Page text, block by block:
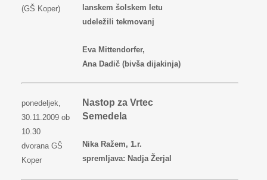
(GŠ Koper)
lanskem šolskem letu
udeležili tekmovanj
Eva Mittendorfer,
Ana Dadič (bivša dijakinja)
ponedeljek,
30.11.2009 ob
10.30
dvorana GŠ
Koper
Nastop za Vrtec
Semedela
Nika Ražem, 1.r.
spremljava: Nadja Žerjal